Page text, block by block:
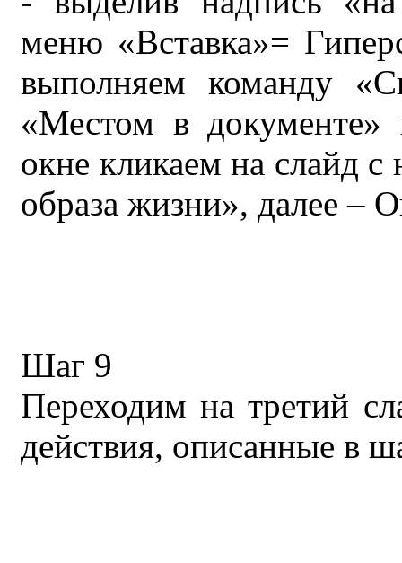
меню «Вставка»=
выполняем команду
«Местом в
окне кликаем на слайд с
образа жизни», далее –
Шаг 9
Переходим на третий
действия, описанные в